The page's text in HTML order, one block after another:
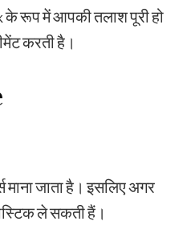
रूप में आपकी तलाश पूरी हो
करती है।
जाता है। इसलिए अगर
ले सकती हैं।